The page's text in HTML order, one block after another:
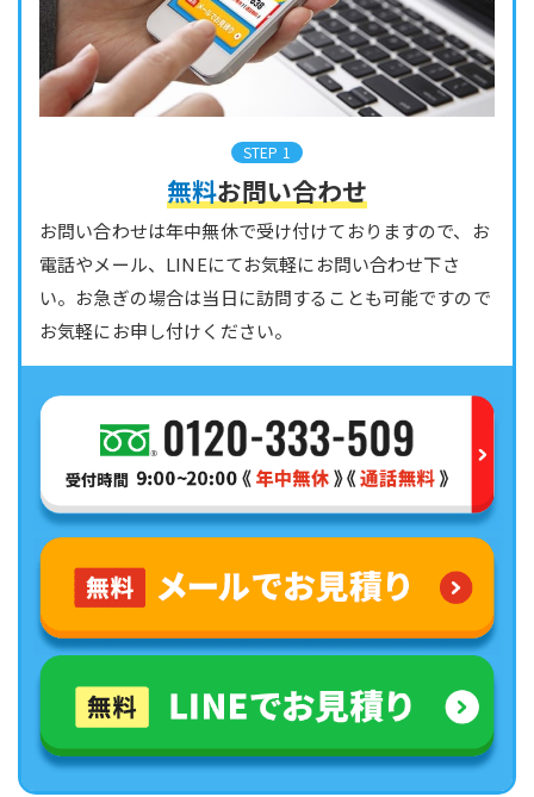
STEP 1
無料お問い合わせ
お問い合わせは年中無休で受け付けておりますので、お
電話やメール、LINEにてお気軽にお問い合わせ下さ
い。お急ぎの場合は当日に訪問することも可能ですので
お気軽にお申し付けください。